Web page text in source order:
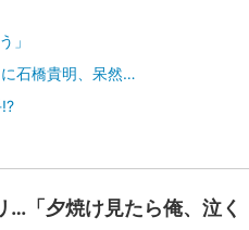
」
に石橋貴明、呆然…
…「夕焼け見たら俺、泣く